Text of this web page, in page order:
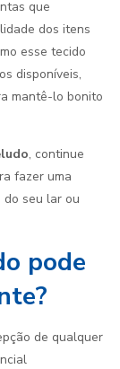
que
dos itens
esse tecido
disponíveis,
mantê-lo bonito
, continue
fazer uma
seu lar ou
pode
de qualquer